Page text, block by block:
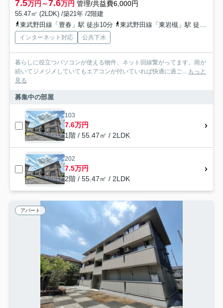
7.5万円～7.6万円 管理/共益費6,000円
55.47㎡ (2LDK) /築21年 /2階建
東武野田線「豊春」駅 徒歩10分
東武野田線「東岩槻」駅 徒歩26分
インターネット対応 公共下水
暮らしに役立つパソコンが使える物件、ネット回線繋がってます。雨が
続いてジメジメしていてもエアコンが付いていれば快適に過ご... もっと
見る
募集中の部屋
103
7.6万円
1階 / 55.47㎡ / 2LDK
202
7.5万円
2階 / 55.47㎡ / 2LDK
アパート